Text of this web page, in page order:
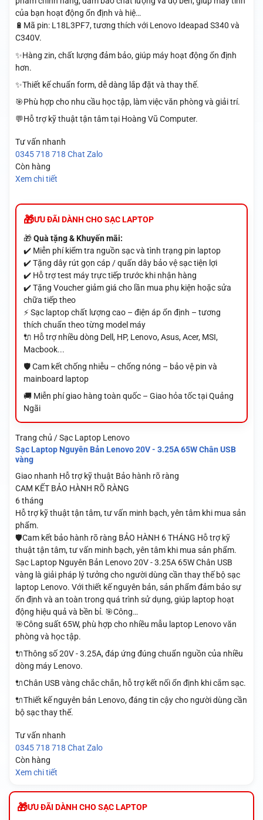
của bạn hoạt động ổn định và hiệ…
🔋Mã pin: L18L3PF7, tương thích với Lenovo Ideapad S340 và
C340V.
✨Hàng zin, chất lượng đảm bảo, giúp máy hoạt động ổn định
hơn.
✨Thiết kế chuẩn form, dễ dàng lắp đặt và thay thế.
🎯Phù hợp cho nhu cầu học tập, làm việc văn phòng và giải trí.
💬Hỗ trợ kỹ thuật tận tâm tại Hoàng Vũ Computer.
Tư vấn nhanh
0345 718 718 Chat Zalo
Còn hàng
Xem chi tiết
ƯU ĐÃI DÀNH CHO SẠC LAPTOP
🎁Quà tặng & Khuyến mãi:
✔️ Miễn phí kiểm tra nguồn sạc và tình trạng pin laptop
✔️ Tặng dây rút gọn cáp / quấn dây bảo vệ sạc tiện lợi
✔️ Hỗ trợ test máy trực tiếp trước khi nhận hàng
✔️ Tặng Voucher giảm giá cho lần mua phụ kiện hoặc sửa
chữa tiếp theo
⚡ Sạc laptop chất lượng cao – điện áp ổn định – tương
thích chuẩn theo từng model máy
🔌 Hỗ trợ nhiều dòng Dell, HP, Lenovo, Asus, Acer, MSI,
Macbook...
🛡️ Cam kết chống nhiễu – chống nóng – bảo vệ pin và
mainboard laptop
🚚 Miễn phí giao hàng toàn quốc – Giao hỏa tốc tại Quảng
Ngãi
Trang chủ / Sạc Laptop Lenovo
Sạc Laptop Nguyên Bản Lenovo 20V - 3.25A 65W Chân USB
vàng
Giao nhanh Hỗ trợ kỹ thuật Bảo hành rõ ràng
CAM KẾT BẢO HÀNH RÕ RÀNG
6 tháng
Hỗ trợ kỹ thuật tận tâm, tư vấn minh bạch, yên tâm khi mua sản
phẩm.
🛡️Cam kết bảo hành rõ ràng BẢO HÀNH 6 THÁNG Hỗ trợ kỹ
thuật tận tâm, tư vấn minh bạch, yên tâm khi mua sản phẩm.
Sạc Laptop Nguyên Bản Lenovo 20V - 3.25A 65W Chân USB
vàng là giải pháp lý tưởng cho người dùng cần thay thế bộ sạc
laptop Lenovo. Với thiết kế nguyên bản, sản phẩm đảm bảo sự
ổn định và an toàn trong quá trình sử dụng, giúp laptop hoạt
động hiệu quả và bền bỉ. 🎯Công…
🎯Công suất 65W, phù hợp cho nhiều mẫu laptop Lenovo văn
phòng và học tập.
🔌Thông số 20V - 3.25A, đáp ứng đúng chuẩn nguồn của nhiều
dòng máy Lenovo.
🔌Chân USB vàng chắc chắn, hỗ trợ kết nối ổn định khi cắm sạc.
🔌Thiết kế nguyên bản Lenovo, đáng tin cậy cho người dùng cần
bộ sạc thay thế.
Tư vấn nhanh
0345 718 718 Chat Zalo
Còn hàng
Xem chi tiết
ƯU ĐÃI DÀNH CHO SẠC LAPTOP